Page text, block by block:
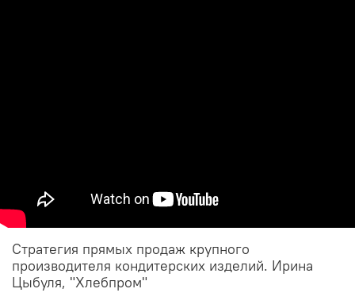
Стратегия прямых продаж крупного
производителя кондитерских изделий. Ирина
Цыбуля, "Хлебпром"